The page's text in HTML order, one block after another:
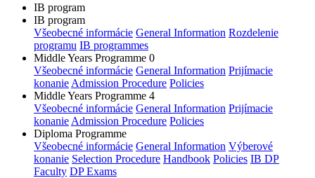
IB program
IB program
Všeobecné informácie General Information Rozdelenie
programu IB programmes
Middle Years Programme 0
Všeobecné informácie General Information Prijímacie
konanie Admission Procedure Policies
Middle Years Programme 4
Všeobecné informácie General Information Prijímacie
konanie Admission Procedure Policies
Diploma Programme
Všeobecné informácie General Information Výberové
konanie Selection Procedure Handbook Policies IB DP
Faculty DP Exams